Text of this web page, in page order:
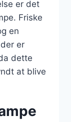
er det
Friske
en
er
dette
at blive